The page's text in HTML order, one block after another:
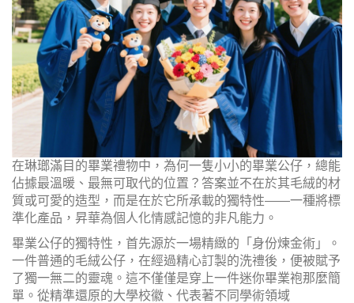
在琳瑯滿目的畢業禮物中，為何一隻小小的畢業公仔，總能
佔據最溫暖、最無可取代的位置？答案並不在於其毛絨的材
質或可愛的造型，而是在於它所承載的獨特性——一種將標
準化產品，昇華為個人化情感記憶的非凡能力。
畢業公仔的獨特性，首先源於一場精緻的「身份煉金術」。
一件普通的毛絨公仔，在經過精心訂製的洗禮後，便被賦予
了獨一無二的靈魂。這不僅僅是穿上一件迷你畢業袍那麼簡
單。從精準還原的大學校徽、代表著不同學術領域